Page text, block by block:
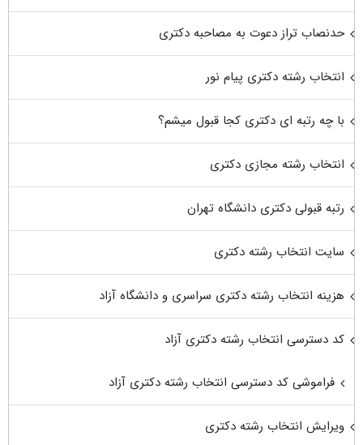
حدنصاب تراز دعوت به مصاحبه دکتری
انتخاب رشته دکتری پیام نور
با چه رتبه ای دکتری کجا قبول میشم؟
انتخاب رشته مجازی دکتری
رتبه قبولی دکتری دانشگاه تهران
سایت انتخاب رشته دکتری
هزینه انتخاب رشته دکتری سراسری و دانشگاه آزاد
کد دسترسی انتخاب رشته دکتری آزاد
فراموشی کد دسترسی انتخاب رشته دکتری آزاد
ویرایش انتخاب رشته دکتری